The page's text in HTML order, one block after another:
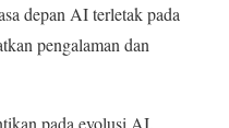
depan AI terletak pada
pengalaman dan
pada evolusi AI.